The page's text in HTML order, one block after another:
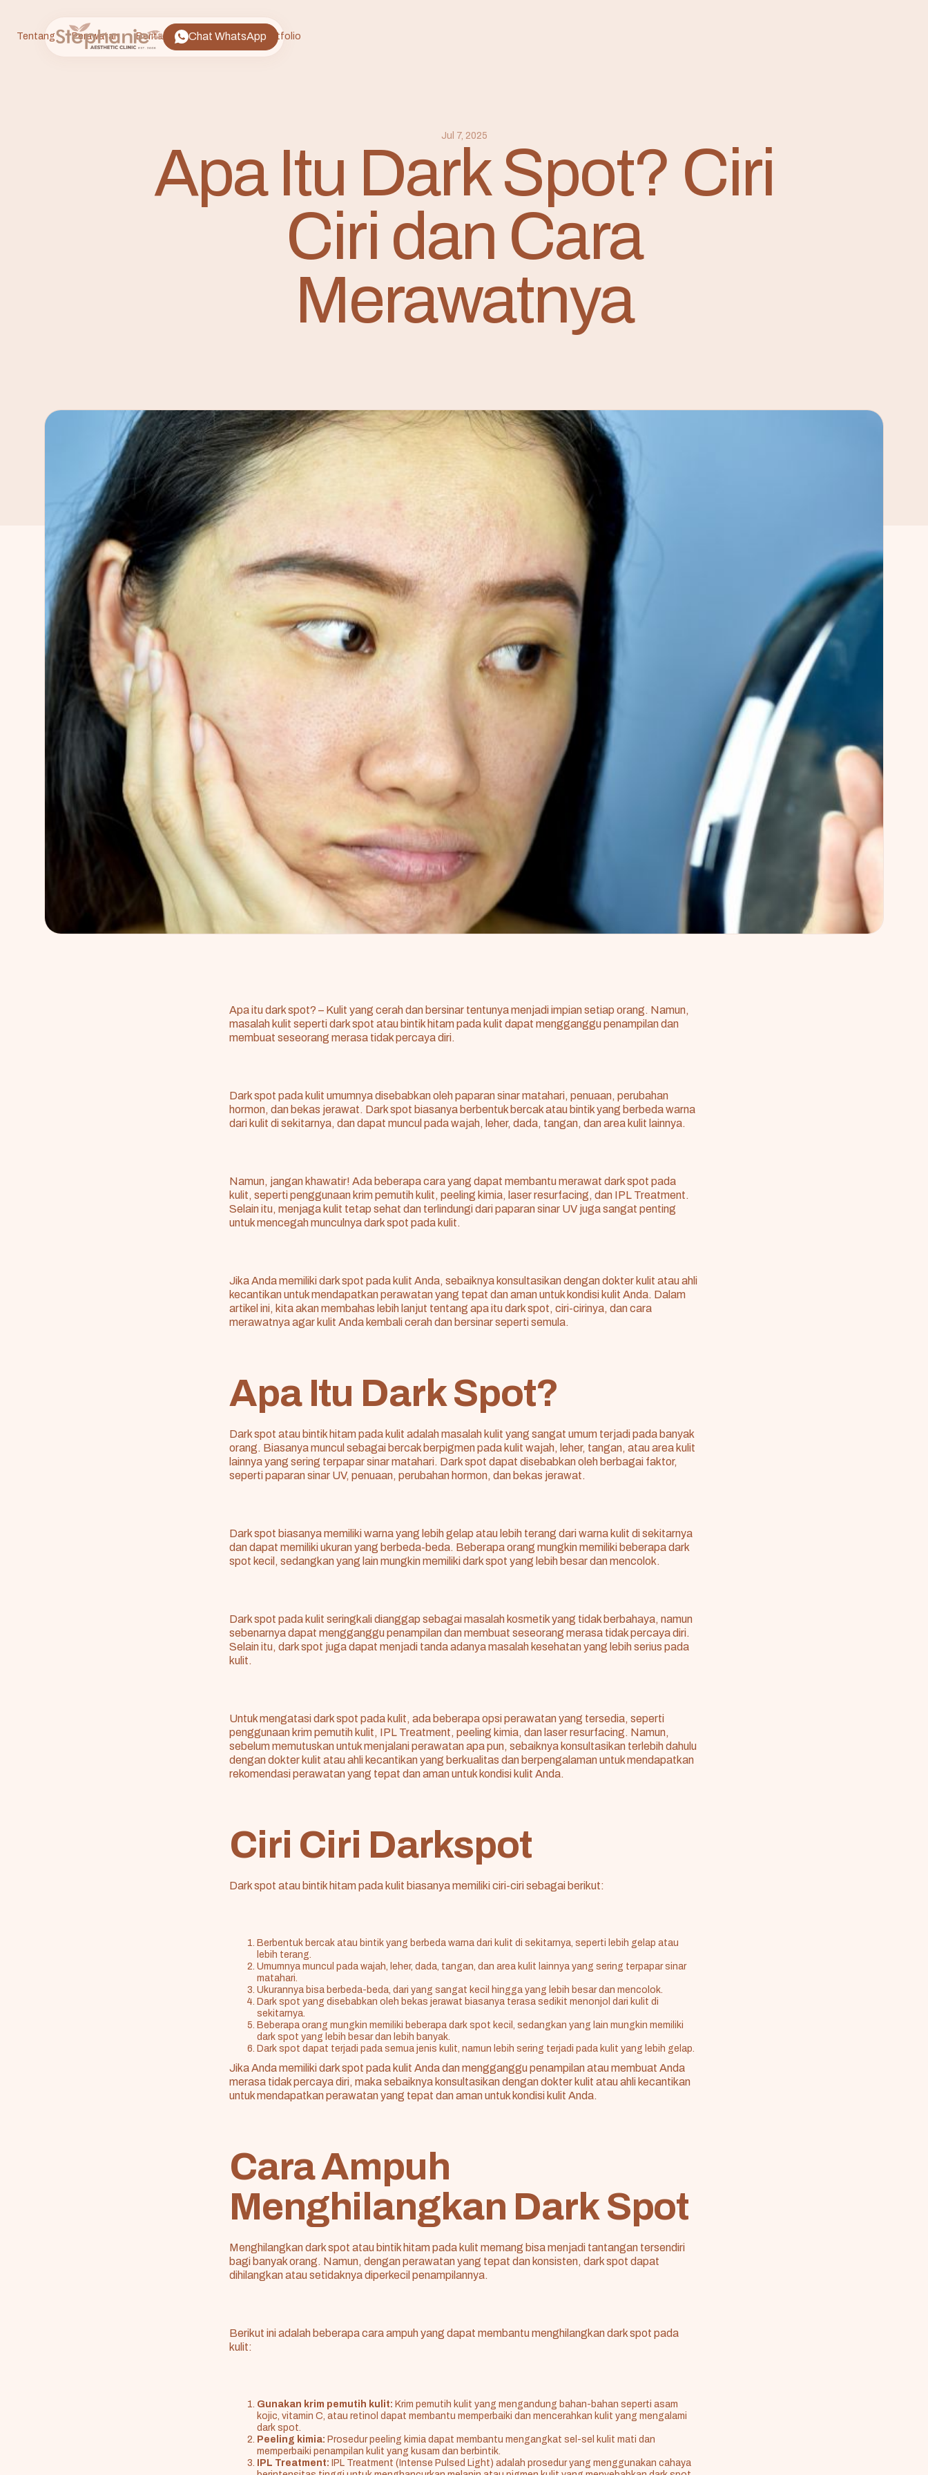
Tentang Perawatan Berita FAQ Lokasi Portfolio
Chat WhatsApp
Jul 7, 2025
Apa Itu Dark Spot? Ciri
Ciri dan Cara
Merawatnya
Apa itu dark spot? – Kulit yang cerah dan bersinar tentunya menjadi impian setiap orang. Namun,
masalah kulit seperti dark spot atau bintik hitam pada kulit dapat mengganggu penampilan dan
membuat seseorang merasa tidak percaya diri.
Dark spot pada kulit umumnya disebabkan oleh paparan sinar matahari, penuaan, perubahan
hormon, dan bekas jerawat. Dark spot biasanya berbentuk bercak atau bintik yang berbeda warna
dari kulit di sekitarnya, dan dapat muncul pada wajah, leher, dada, tangan, dan area kulit lainnya.
Namun, jangan khawatir! Ada beberapa cara yang dapat membantu merawat dark spot pada
kulit, seperti penggunaan krim pemutih kulit, peeling kimia, laser resurfacing, dan IPL Treatment.
Selain itu, menjaga kulit tetap sehat dan terlindungi dari paparan sinar UV juga sangat penting
untuk mencegah munculnya dark spot pada kulit.
Jika Anda memiliki dark spot pada kulit Anda, sebaiknya konsultasikan dengan dokter kulit atau ahli
kecantikan untuk mendapatkan perawatan yang tepat dan aman untuk kondisi kulit Anda. Dalam
artikel ini, kita akan membahas lebih lanjut tentang apa itu dark spot, ciri-cirinya, dan cara
merawatnya agar kulit Anda kembali cerah dan bersinar seperti semula.
Apa Itu Dark Spot?
Dark spot atau bintik hitam pada kulit adalah masalah kulit yang sangat umum terjadi pada banyak
orang. Biasanya muncul sebagai bercak berpigmen pada kulit wajah, leher, tangan, atau area kulit
lainnya yang sering terpapar sinar matahari. Dark spot dapat disebabkan oleh berbagai faktor,
seperti paparan sinar UV, penuaan, perubahan hormon, dan bekas jerawat.
Dark spot biasanya memiliki warna yang lebih gelap atau lebih terang dari warna kulit di sekitarnya
dan dapat memiliki ukuran yang berbeda-beda. Beberapa orang mungkin memiliki beberapa dark
spot kecil, sedangkan yang lain mungkin memiliki dark spot yang lebih besar dan mencolok.
Dark spot pada kulit seringkali dianggap sebagai masalah kosmetik yang tidak berbahaya, namun
sebenarnya dapat mengganggu penampilan dan membuat seseorang merasa tidak percaya diri.
Selain itu, dark spot juga dapat menjadi tanda adanya masalah kesehatan yang lebih serius pada
kulit.
Untuk mengatasi dark spot pada kulit, ada beberapa opsi perawatan yang tersedia, seperti
penggunaan krim pemutih kulit, IPL Treatment, peeling kimia, dan laser resurfacing. Namun,
sebelum memutuskan untuk menjalani perawatan apa pun, sebaiknya konsultasikan terlebih dahulu
dengan dokter kulit atau ahli kecantikan yang berkualitas dan berpengalaman untuk mendapatkan
rekomendasi perawatan yang tepat dan aman untuk kondisi kulit Anda.
Ciri Ciri Darkspot
Dark spot atau bintik hitam pada kulit biasanya memiliki ciri-ciri sebagai berikut:
Berbentuk bercak atau bintik yang berbeda warna dari kulit di sekitarnya, seperti lebih gelap atau
lebih terang.
Umumnya muncul pada wajah, leher, dada, tangan, dan area kulit lainnya yang sering terpapar sinar
matahari.
Ukurannya bisa berbeda-beda, dari yang sangat kecil hingga yang lebih besar dan mencolok.
Dark spot yang disebabkan oleh bekas jerawat biasanya terasa sedikit menonjol dari kulit di
sekitarnya.
Beberapa orang mungkin memiliki beberapa dark spot kecil, sedangkan yang lain mungkin memiliki
dark spot yang lebih besar dan lebih banyak.
Dark spot dapat terjadi pada semua jenis kulit, namun lebih sering terjadi pada kulit yang lebih gelap.
Jika Anda memiliki dark spot pada kulit Anda dan mengganggu penampilan atau membuat Anda
merasa tidak percaya diri, maka sebaiknya konsultasikan dengan dokter kulit atau ahli kecantikan
untuk mendapatkan perawatan yang tepat dan aman untuk kondisi kulit Anda.
Cara Ampuh
Menghilangkan Dark Spot
Menghilangkan dark spot atau bintik hitam pada kulit memang bisa menjadi tantangan tersendiri
bagi banyak orang. Namun, dengan perawatan yang tepat dan konsisten, dark spot dapat
dihilangkan atau setidaknya diperkecil penampilannya.
Berikut ini adalah beberapa cara ampuh yang dapat membantu menghilangkan dark spot pada
kulit:
Gunakan krim pemutih kulit: Krim pemutih kulit yang mengandung bahan-bahan seperti asam
kojic, vitamin C, atau retinol dapat membantu memperbaiki dan mencerahkan kulit yang mengalami
dark spot.
Peeling kimia: Prosedur peeling kimia dapat membantu mengangkat sel-sel kulit mati dan
memperbaiki penampilan kulit yang kusam dan berbintik.
IPL Treatment: IPL Treatment (Intense Pulsed Light) adalah prosedur yang menggunakan cahaya